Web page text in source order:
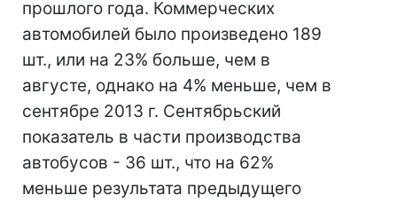
прошлого года. Коммерческих
автомобилей было произведено 189
шт., или на 23% больше, чем в
августе, однако на 4% меньше, чем в
сентябре 2013 г. Сентябрьский
показатель в части производства
автобусов - 36 шт., что на 62%
меньше результата предыдущего